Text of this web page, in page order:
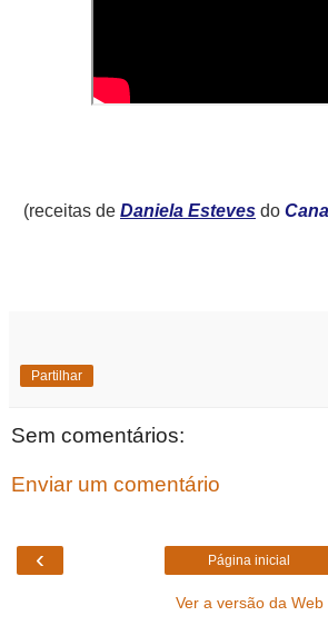
(receitas de Daniela Esteves do
Partilhar
Sem comentários:
Enviar um comentário
‹ Página inicial
Ver a versão da Web